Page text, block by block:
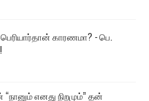
காரணமா? - பெ.
“நானும் எனது நிறமும்” தன்